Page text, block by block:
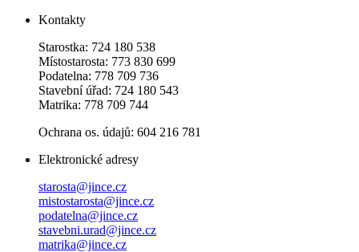
Kontakty
Starostka: 724 180 538
Místostarosta: 773 830 699
Podatelna: 778 709 736
Stavební úřad: 724 180 543
Matrika: 778 709 744
Ochrana os. údajů: 604 216 781
Elektronické adresy
starosta@jince.cz
mistostarosta@jince.cz
podatelna@jince.cz
stavebni.urad@jince.cz
matrika@jince.cz